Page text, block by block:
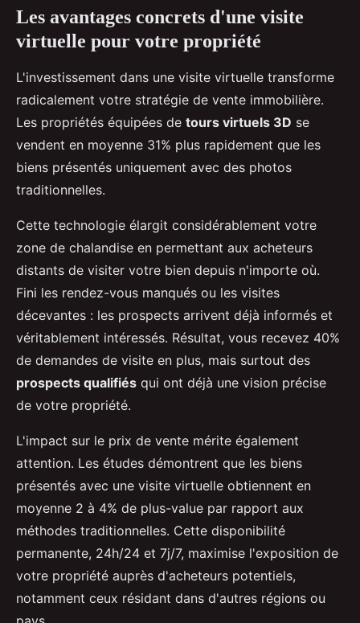
Les avantages concrets d'une visite
virtuelle pour votre propriété
L'investissement dans une visite virtuelle transforme
radicalement votre stratégie de vente immobilière.
Les propriétés équipées de tours virtuels 3D se
vendent en moyenne 31% plus rapidement que les
biens présentés uniquement avec des photos
traditionnelles.
Cette technologie élargit considérablement votre
zone de chalandise en permettant aux acheteurs
distants de visiter votre bien depuis n'importe où.
Fini les rendez-vous manqués ou les visites
décevantes : les prospects arrivent déjà informés et
véritablement intéressés. Résultat, vous recevez 40%
de demandes de visite en plus, mais surtout des
prospects qualifiés qui ont déjà une vision précise
de votre propriété.
L'impact sur le prix de vente mérite également
attention. Les études démontrent que les biens
présentés avec une visite virtuelle obtiennent en
moyenne 2 à 4% de plus-value par rapport aux
méthodes traditionnelles. Cette disponibilité
permanente, 24h/24 et 7j/7, maximise l'exposition de
votre propriété auprès d'acheteurs potentiels,
notamment ceux résidant dans d'autres régions ou